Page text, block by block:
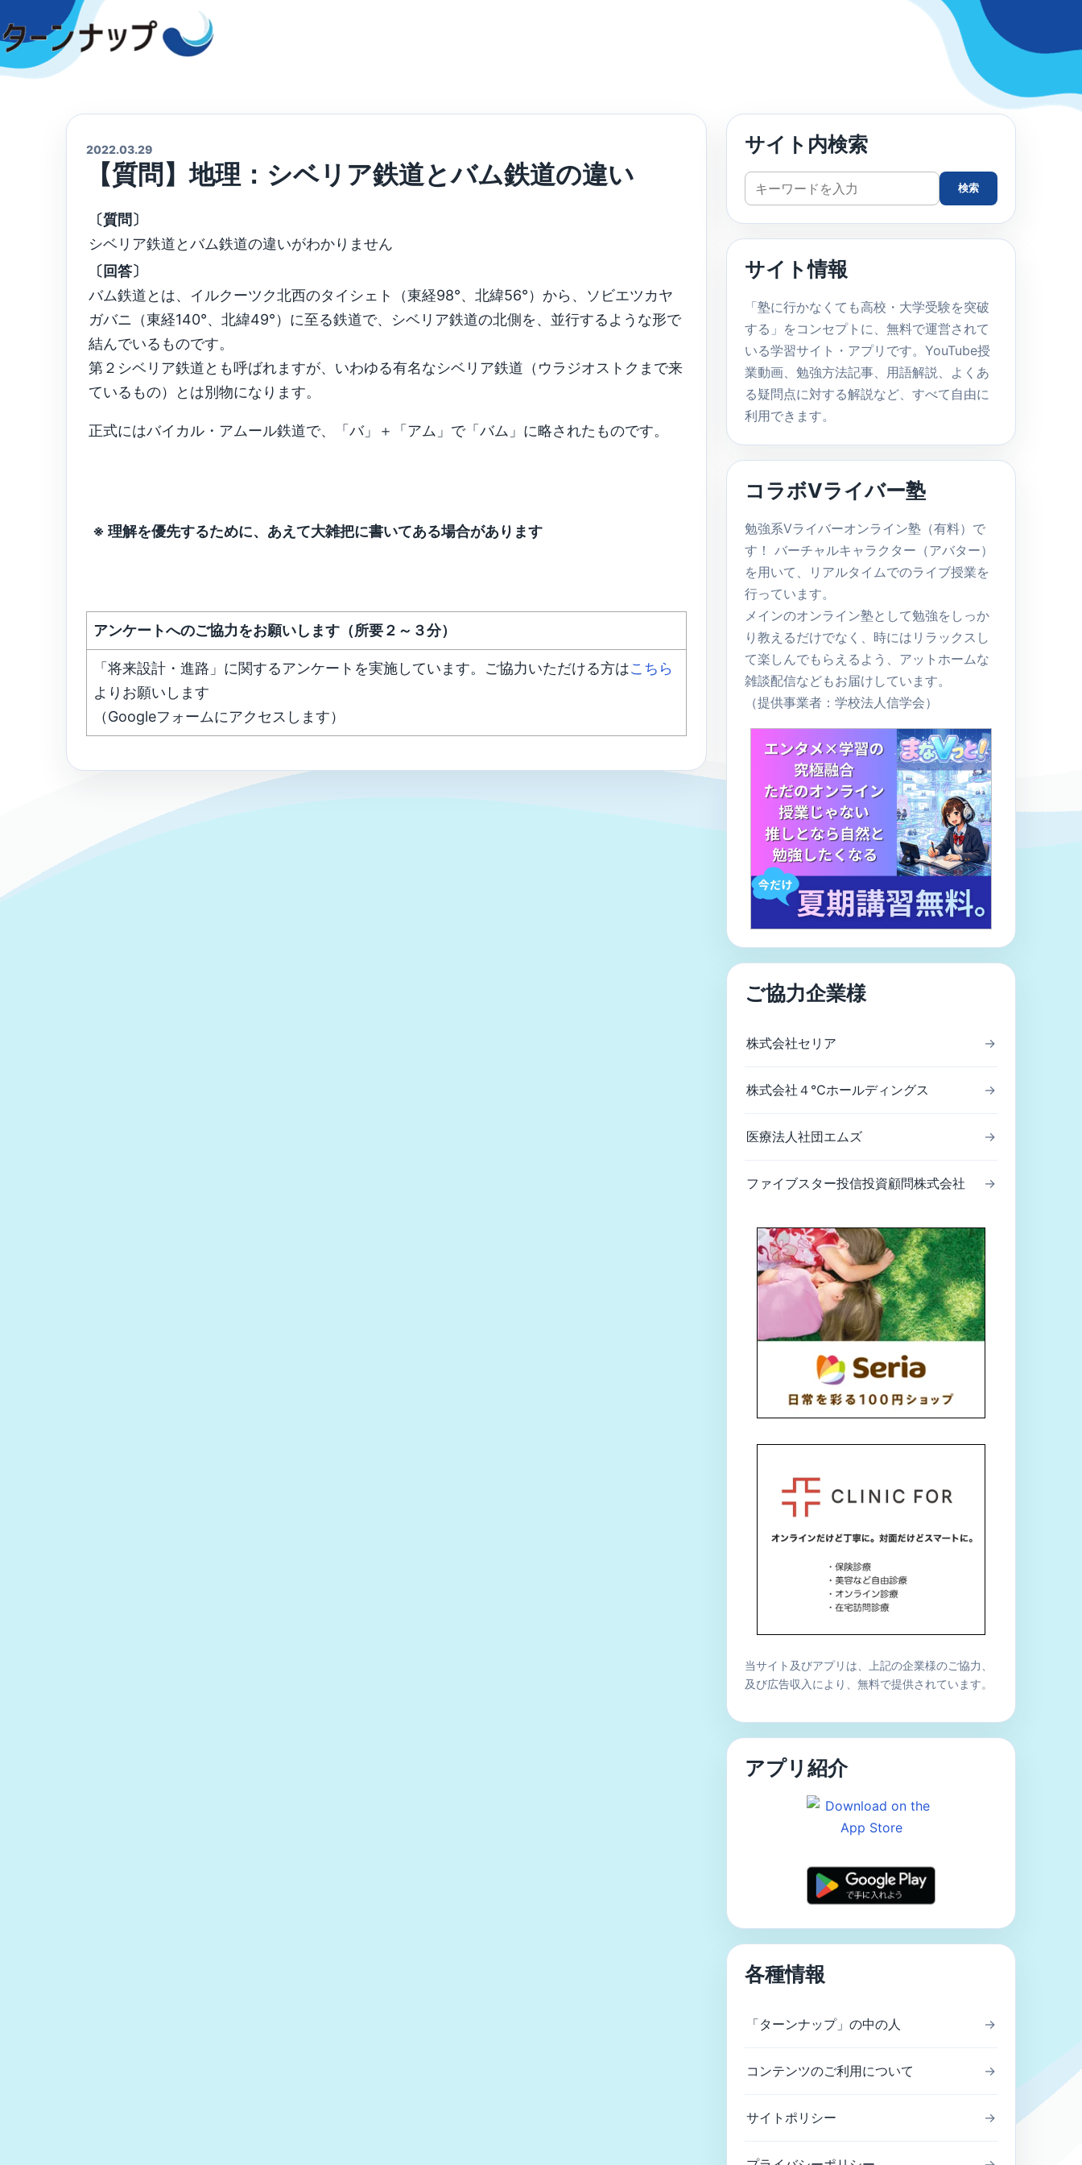
to
content
2022.03.29
【質問】地理：シベリア鉄道とバム鉄道の違い
〔質問〕
シベリア鉄道とバム鉄道の違いがわかりません
〔回答〕
バム鉄道とは、イルクーツク北西のタイシェト（東経98°、北緯56°）から、ソビエツカヤ
ガバニ（東経140°、北緯49°）に至る鉄道で、シベリア鉄道の北側を、並行するような形で
結んでいるものです。
第２シベリア鉄道とも呼ばれますが、いわゆる有名なシベリア鉄道（ウラジオストクまで来
ているもの）とは別物になります。
正式にはバイカル・アムール鉄道で、「バ」＋「アム」で「バム」に略されたものです。
※ 理解を優先するために、あえて大雑把に書いてある場合があります
アンケートへのご協力をお願いします（所要２～３分）
「将来設計・進路」に関するアンケートを実施しています。ご協力いただける方はこちら
よりお願いします
（Googleフォームにアクセスします）
サイト内検索
サ
イ
ト
検
検索
サイト情報
「塾に行かなくても高校・大学受験を突破
する」をコンセプトに、無料で運営されて
いる学習サイト・アプリです。YouTube授
業動画、勉強方法記事、用語解説、よくあ
る疑問点に対する解説など、すべて自由に
利用できます。
コラボVライバー塾
勉強系Vライバーオンライン塾（有料）で
す！ バーチャルキャラクター（アバター）
を用いて、リアルタイムでのライブ授業を
行っています。
メインのオンライン塾として勉強をしっか
り教えるだけでなく、時にはリラックスし
て楽しんでもらえるよう、アットホームな
雑談配信などもお届けしています。
（提供事業者：学校法人信学会）
ご協力企業様
株式会社セリア →
株式会社４℃ホールディングス →
医療法人社団エムズ →
ファイブスター投信投資顧問株式会社 →
当サイト及びアプリは、上記の企業様のご協力、
及び広告収入により、無料で提供されています。
アプリ紹介
各種情報
「ターンナップ」の中の人 →
コンテンツのご利用について →
サイトポリシー →